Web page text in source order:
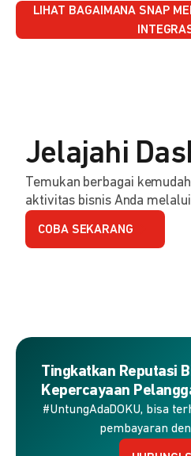
LIHAT BAGAIMANA SNAP
Jelajahi
Temukan berbagai
aktivitas bisnis Anda
COBA SEKARANG
Tingkatkan Reputasi
Kepercayaan
#UntungAdaDOKU, bisa
pembayaran